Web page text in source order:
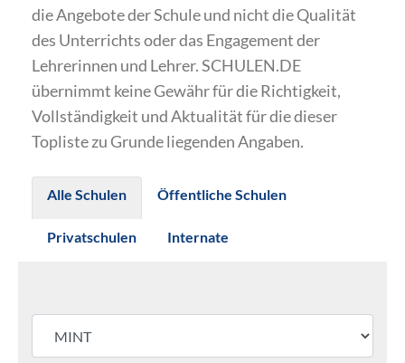
die Angebote der Schule und nicht die Qualität
des Unterrichts oder das Engagement der
Lehrerinnen und Lehrer. SCHULEN.DE
übernimmt keine Gewähr für die Richtigkeit,
Vollständigkeit und Aktualität für die dieser
Topliste zu Grunde liegenden Angaben.
Alle Schulen Öffentliche Schulen
Privatschulen Internate